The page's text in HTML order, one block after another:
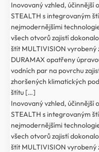
Inovovaný vzhled, účinnější
STEALTH s integrovaným
nejmodernějšími
všech otvorů zajistí
štít MULTIVISION
DURAMAX opatřeny
vodních par na povrchu
zhoršených klimatických
štítu […]
Inovovaný vzhled, účinnější
STEALTH s integrovaným
nejmodernějšími
všech otvorů zajistí
štít MULTIVISION